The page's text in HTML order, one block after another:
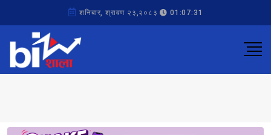
शनिबार, श्रावण २३,२०८३ 01:07:31